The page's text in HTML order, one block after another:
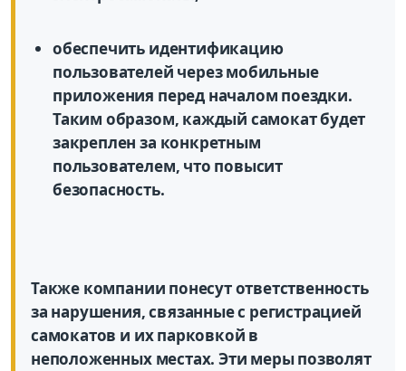
обеспечить идентификацию
пользователей через мобильные
приложения перед началом поездки.
Таким образом, каждый самокат будет
закреплен за конкретным
пользователем, что повысит
безопасность.
Также компании понесут ответственность
за нарушения, связанные с регистрацией
самокатов и их парковкой в
неположенных местах. Эти меры позволят